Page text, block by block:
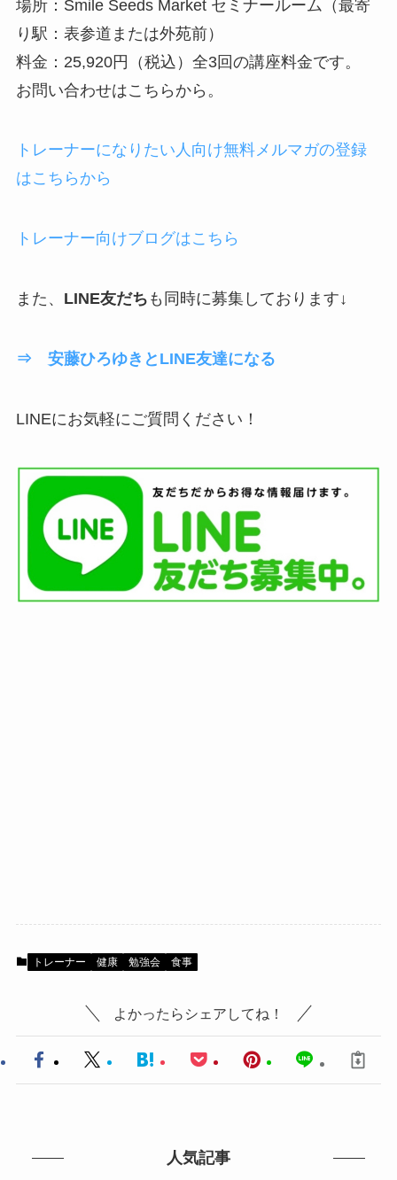
場所：Smile Seeds Market セミナールーム（最寄
り駅：表参道または外苑前）
料金：25,920円（税込）全3回の講座料金です。
お問い合わせはこちらから。
トレーナーになりたい人向け無料メルマガの登録
はこちらから
トレーナー向けブログはこちら
また、 LINE友だち も同時に募集しております↓
⇒ 安藤ひろゆきとLINE友達になる
LINEにお気軽にご質問ください！
トレーナー 健康 勉強会 食事
よかったらシェアしてね！
人気記事